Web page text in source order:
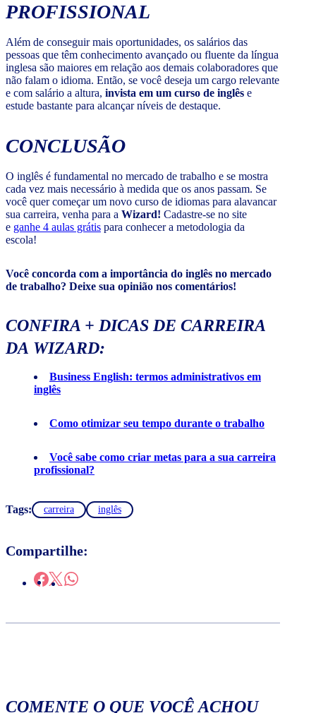
PROFISSIONAL
Além de conseguir mais oportunidades, os salários das
pessoas que têm conhecimento avançado ou fluente da língua
inglesa são maiores em relação aos demais colaboradores que
não falam o idioma. Então, se você deseja um cargo relevante
e com salário a altura, invista em um curso de inglês e
estude bastante para alcançar níveis de destaque.
CONCLUSÃO
O inglês é fundamental no mercado de trabalho e se mostra
cada vez mais necessário à medida que os anos passam. Se
você quer começar um novo curso de idiomas para alavancar
sua carreira, venha para a Wizard! Cadastre-se no site
e ganhe 4 aulas grátis para conhecer a metodologia da
escola!
Você concorda com a importância do inglês no mercado
de trabalho? Deixe sua opinião nos comentários!
CONFIRA + DICAS DE CARREIRA
DA WIZARD:
Business English: termos administrativos em
inglês
Como otimizar seu tempo durante o trabalho
Você sabe como criar metas para a sua carreira
profissional?
Tags: carreira inglês
Compartilhe:
COMENTE O QUE VOCÊ ACHOU